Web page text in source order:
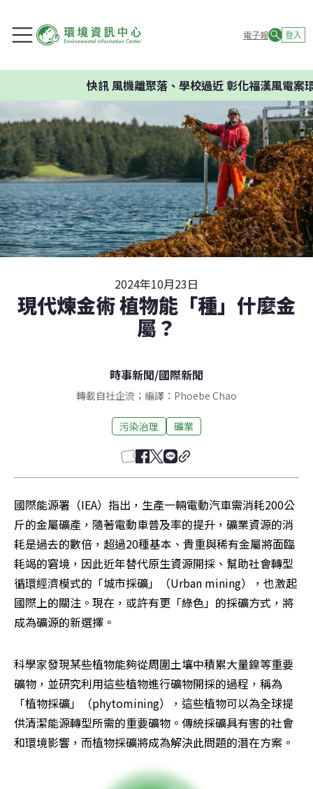
電子報 登入
風機離聚落、學校過近 彰化福漢風電案環委
2024年10月23日
現代煉金術 植物能「種」什麼金
屬？
時事新聞/國際新聞
轉載自社企流；編譯：Phoebe Chao
污染治理 礦業
國際能源署（IEA）指出，生產一輛電動汽車需消耗200公
斤的金屬礦產，隨著電動車普及率的提升，礦業資源的消
耗是過去的數倍，超過20種基本、貴重與稀有金屬將面臨
耗竭的窘境，因此近年替代原生資源開採、幫助社會轉型
循環經濟模式的「城市採礦」（Urban mining），也激起
國際上的關注。現在，或許有更「綠色」的採礦方式，將
成為礦源的新選擇。
科學家發現某些植物能夠從周圍土壤中積累大量鎳等重要
礦物，並研究利用這些植物進行礦物開採的過程，稱為
「植物採礦」（phytomining），這些植物可以為全球提
供清潔能源轉型所需的重要礦物。傳統採礦具有害的社會
和環境影響，而植物採礦將成為解決此問題的潛在方案。